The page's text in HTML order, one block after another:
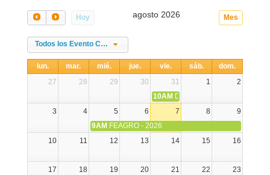
Hoy Mes
agosto 2026
Todos los Evento Categories
lun. mar. mié. jue. vie. sáb.
dom.
27
28 29 30 31 1
2
10AM DIA NACIONAL DE LA
3
4 5 6 7 8
9
9AM FEAGRO - 2026
10
11 12 13 14 15 16
17 18 19 20 21 22 23